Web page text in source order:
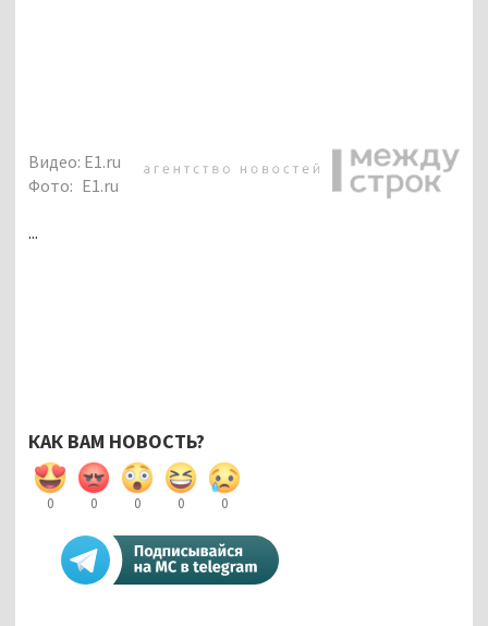
Видео: E1.ru
Фото: E1.ru
...
КАК ВАМ НОВОСТЬ?
0 0 0 0 0